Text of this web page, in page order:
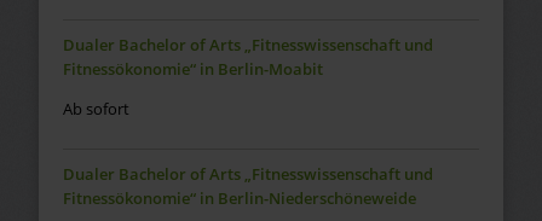
Dualer Bachelor of Arts „Fitnesswissenschaft und
Fitnessökonomie“ in Berlin-Moabit
Ab sofort
Dualer Bachelor of Arts „Fitnesswissenschaft und
Fitnessökonomie“ in Berlin-Niederschöneweide